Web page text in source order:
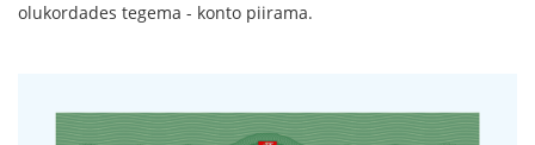
olukordades tegema - konto piirama.